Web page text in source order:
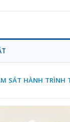
SÁT HÀNH TRÌNH